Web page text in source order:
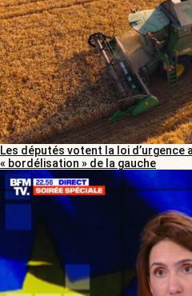
Les députés votent la loi d’urgence
« bordélisation » de la gauche